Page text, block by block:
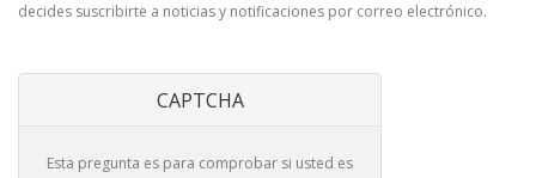
decides suscribirte a noticias y notificaciones por correo electrónico.
CAPTCHA
Esta pregunta es para comprobar si usted es